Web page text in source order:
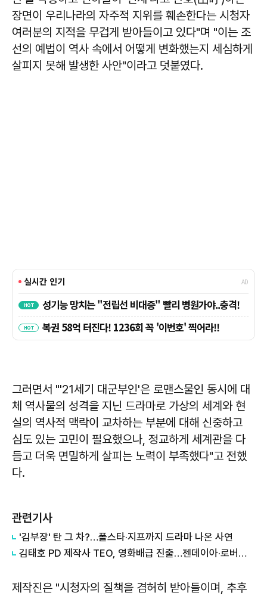
장면이 우리나라의 자주적 지위를 훼손한다는 시청자
여러분의 지적을 무겁게 받아들이고 있다"며 "이는 조
선의 예법이 역사 속에서 어떻게 변화했는지 세심하게
살피지 못해 발생한 사안"이라고 덧붙였다.
그러면서 "'21세기 대군부인'은 로맨스물인 동시에 대
체 역사물의 성격을 지닌 드라마로 가상의 세계와 현
실의 역사적 맥락이 교차하는 부분에 대해 신중하고
심도 있는 고민이 필요했으나, 정교하게 세계관을 다
듬고 더욱 면밀하게 살피는 노력이 부족했다"고 전했
다.
관련기사
'김부장' 탄 그 차?…폴스타·지프까지 드라마 나온 사연
김태호 PD 제작사 TEO, 영화배급 진출…젠데이아·로버트 패틴슨 '더 드라마' 9월 개봉
제작진은 "시청자의 질책을 겸허히 받아들이며, 추후